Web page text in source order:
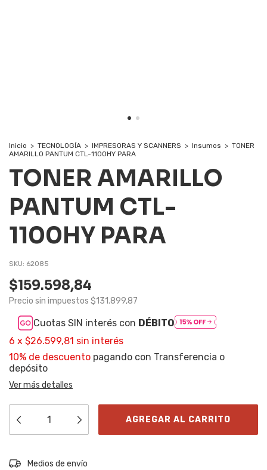
Inicio > TECNOLOGÍA > IMPRESORAS Y SCANNERS > Insumos > TONER
AMARILLO PANTUM CTL-1100HY PARA
TONER AMARILLO
PANTUM CTL-
1100HY PARA
SKU: 62085
$159.598,84
Precio sin impuestos $131.899,87
Cuotas SIN interés con DÉBITO
6 x $26.599,81 sin interés
10% de descuento pagando con Transferencia o
depósito
Ver más detalles
Entregas para el CP:
Medios de envío